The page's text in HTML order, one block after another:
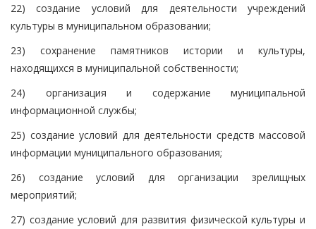
22) создание условий для деятельности учреждений
культуры в муниципальном образовании;
23) сохранение памятников истории и культуры,
находящихся в муниципальной собственности;
24) организация и содержание муниципальной
информационной службы;
25) создание условий для деятельности средств массовой
информации муниципального образования;
26) создание условий для организации зрелищных
мероприятий;
27) создание условий для развития физической культуры и